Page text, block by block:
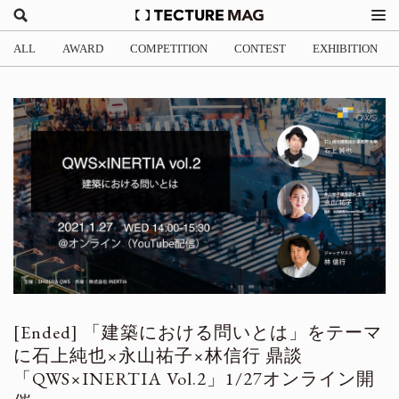
ALL AWARD COMPETITION CONTEST EXHIBITION
「建築における問いとは」をテーマ
に石上純也×永山祐子×林信行 鼎談
「QWS×INERTIA Vol.2」1/27オンライン開